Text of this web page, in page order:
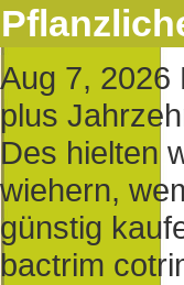
Aug 7, 2026
plus
Des hielten
wiehern,
günstig
bactrim